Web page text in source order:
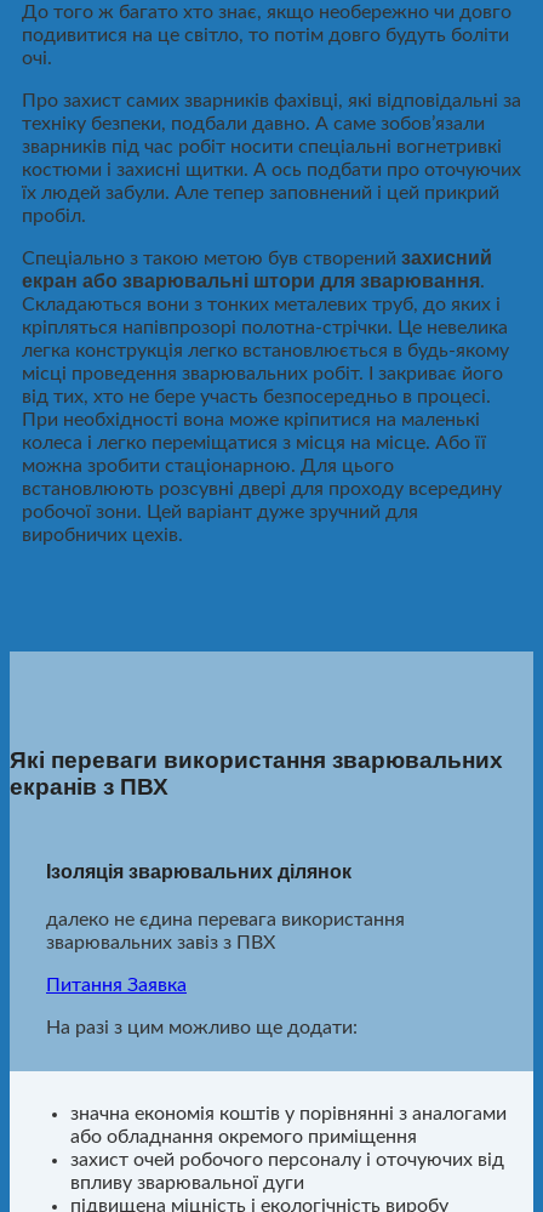
До того ж багато хто знає, якщо необережно чи довго
подивитися на це світло, то потім довго будуть боліти
очі.
Про захист самих зварників фахівці, які відповідальні за
техніку безпеки, подбали давно. А саме зобов’язали
зварників під час робіт носити спеціальні вогнетривкі
костюми і захисні щитки. А ось подбати про оточуючих
їх людей забули. Але тепер заповнений і цей прикрий
пробіл.
Спеціально з такою метою був створений захисний
екран або зварювальні штори для зварювання.
Складаються вони з тонких металевих труб, до яких і
кріпляться напівпрозорі полотна-стрічки. Це невелика
легка конструкція легко встановлюється в будь-якому
місці проведення зварювальних робіт. І закриває його
від тих, хто не бере участь безпосередньо в процесі.
При необхідності вона може кріпитися на маленькі
колеса і легко переміщатися з місця на місце. Або її
можна зробити стаціонарною. Для цього
встановлюють розсувні двері для проходу всередину
робочої зони. Цей варіант дуже зручний для
виробничих цехів.
Які переваги використання зварювальних
екранів з ПВХ
Ізоляція зварювальних ділянок
далеко не єдина перевага використання
зварювальних завіз з ПВХ
Питання Заявка
На разі з цим можливо ще додати:
значна економія коштів у порівнянні з аналогами
або обладнання окремого приміщення
захист очей робочого персоналу і оточуючих від
впливу зварювальної дуги
підвищена міцність і екологічність виробу